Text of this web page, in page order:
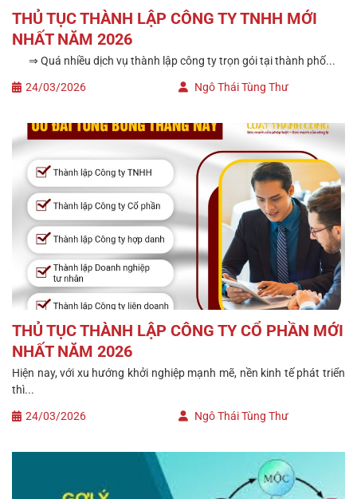
THỦ TỤC THÀNH LẬP CÔNG TY TNHH MỚI
NHẤT NĂM 2026
⇒ Quá nhiều dịch vụ thành lập công ty trọn gói tại thành phố...
24/03/2026 Ngô Thái Tùng Thư
THỦ TỤC THÀNH LẬP CÔNG TY CỔ PHẦN MỚI
NHẤT NĂM 2026
Hiện nay, với xu hướng khởi nghiệp mạnh mẽ, nền kinh tế phát triển
thì...
24/03/2026 Ngô Thái Tùng Thư